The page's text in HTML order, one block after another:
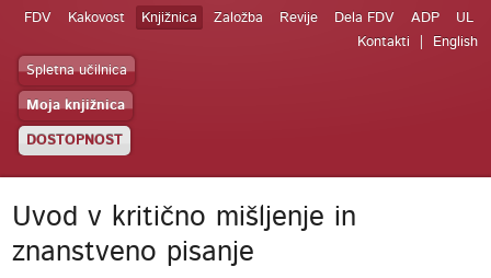
FDV Kakovost Knjižnica Založba Revije Dela FDV ADP
UL
Kontakti
English
Spletna učilnica
Moja knjižnica
DOSTOPNOST
Uvod v kritično mišljenje in
znanstveno pisanje